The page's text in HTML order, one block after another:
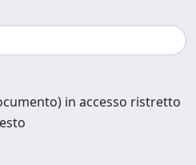
in accesso ristretto